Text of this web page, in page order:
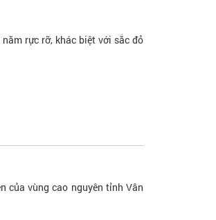
rực rỡ, khác biệt với sắc đỏ
của vùng cao nguyên tỉnh Vân